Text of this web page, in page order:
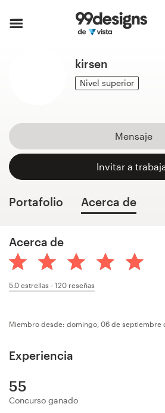
kirsen
Nivel superior
Mensaje
Invitar a
Portafolio Acerca de
Acerca de
5.0 estrellas - 120 reseñas
Miembro desde: domingo, 06 de septiembre
Experiencia
55
Concurso ganado
de
diseño
Concursos de diseño
99designs Studio